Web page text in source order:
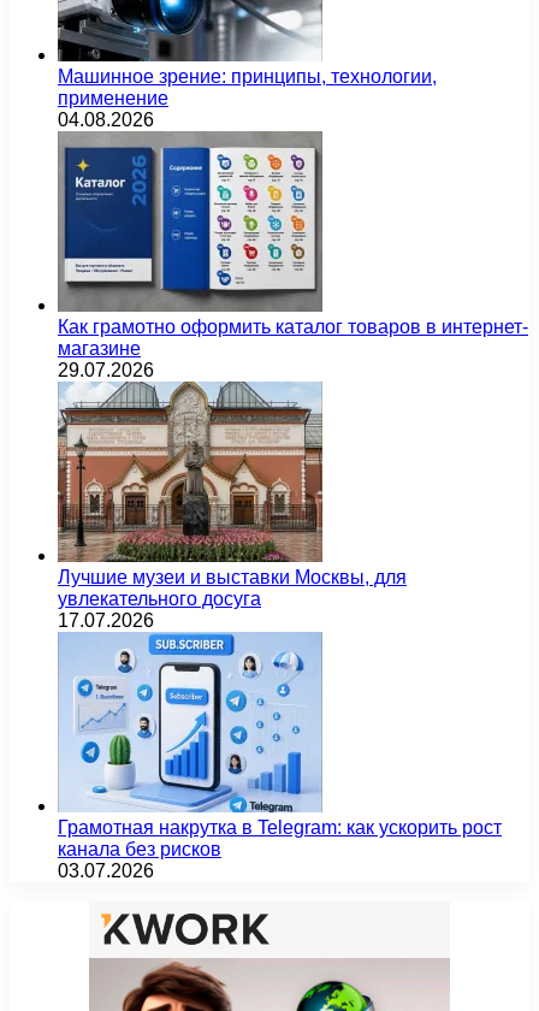
Машинное зрение: принципы, технологии,
применение
04.08.2026
Как грамотно оформить каталог товаров в интернет-
магазине
29.07.2026
Лучшие музеи и выставки Москвы, для
увлекательного досуга
17.07.2026
Грамотная накрутка в Telegram: как ускорить рост
канала без рисков
03.07.2026